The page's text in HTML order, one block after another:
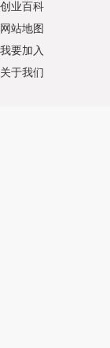
创业百科
网站地图
我要加入
关于我们